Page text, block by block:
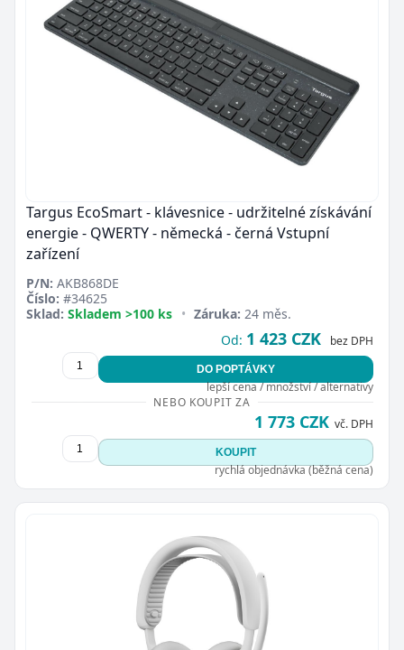
Targus EcoSmart - klávesnice - udržitelné získávání
energie - QWERTY - německá - černá Vstupní
zařízení
P/N: AKB868DE
Číslo: #34625
Sklad: Skladem >100 ks • Záruka: 24 měs.
Od: 1 423 CZK bez DPH
DO POPTÁVKY
lepší cena / množství / alternativy
NEBO KOUPIT ZA
1 773 CZK vč. DPH
KOUPIT
rychlá objednávka (běžná cena)